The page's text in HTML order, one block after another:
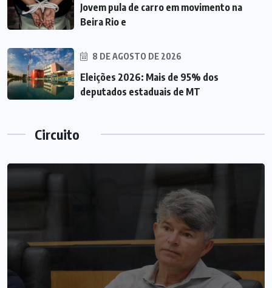
Jovem pula de carro em movimento na
Beira Rio e
8 DE AGOSTO DE 2026
Eleições 2026: Mais de 95% dos
deputados estaduais de MT
Circuito